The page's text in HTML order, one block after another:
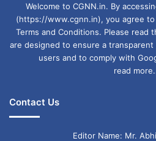
Welcome to CGNN.in. By
(https://www.cgnn.in), you agree
Terms and Conditions. Please read
are designed to ensure a
users and to comply with
read
Contact Us
Editor Name: Mr.